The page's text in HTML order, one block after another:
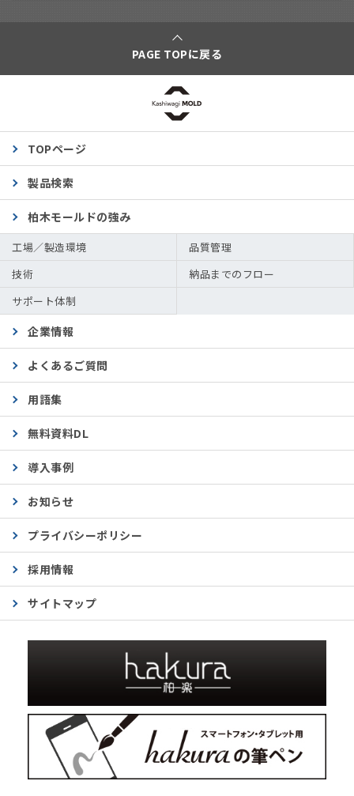
PAGE TOPに戻る
TOPページ
製品検索
柏木モールドの強み
工場／製造環境
品質管理
技術
納品までのフロー
サポート体制
企業情報
よくあるご質問
用語集
無料資料DL
導入事例
お知らせ
プライバシーポリシー
採用情報
サイトマップ